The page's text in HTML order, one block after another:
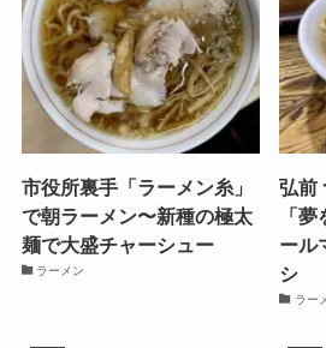
市役所裏手「ラーメン糸」
で朝ラーメン〜新種の極太
麺で大盛チャーシュー
ラーメン
弘前
「
ール
シ
ラー